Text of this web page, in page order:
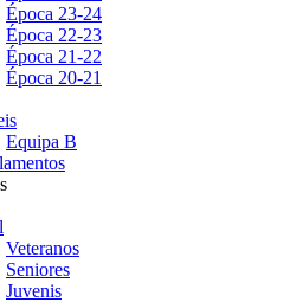
Época 23-24
Época 22-23
Época 21-22
Época 20-21
Equipa B
Veteranos
Seniores
Juvenis